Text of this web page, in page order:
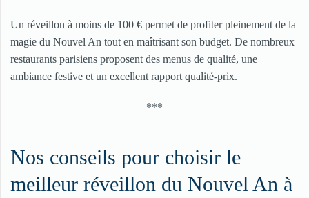
Un réveillon à moins de 100 € permet de profiter pleinement de la
magie du Nouvel An tout en maîtrisant son budget. De nombreux
restaurants parisiens proposent des menus de qualité, une
ambiance festive et un excellent rapport qualité-prix.
***
Nos conseils pour choisir le
meilleur réveillon du Nouvel An à